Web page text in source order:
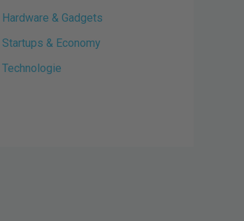
Hardware & Gadgets
Startups & Economy
Technologie